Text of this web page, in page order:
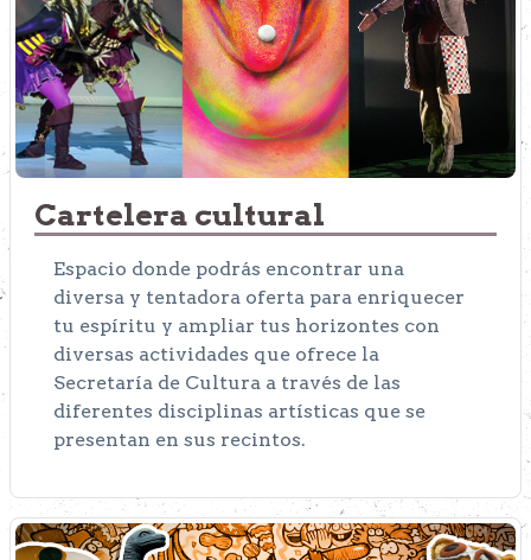
Cartelera cultural
Espacio donde podrás encontrar una
diversa y tentadora oferta para enriquecer
tu espíritu y ampliar tus horizontes con
diversas actividades que ofrece la
Secretaría de Cultura a través de las
diferentes disciplinas artísticas que se
presentan en sus recintos.